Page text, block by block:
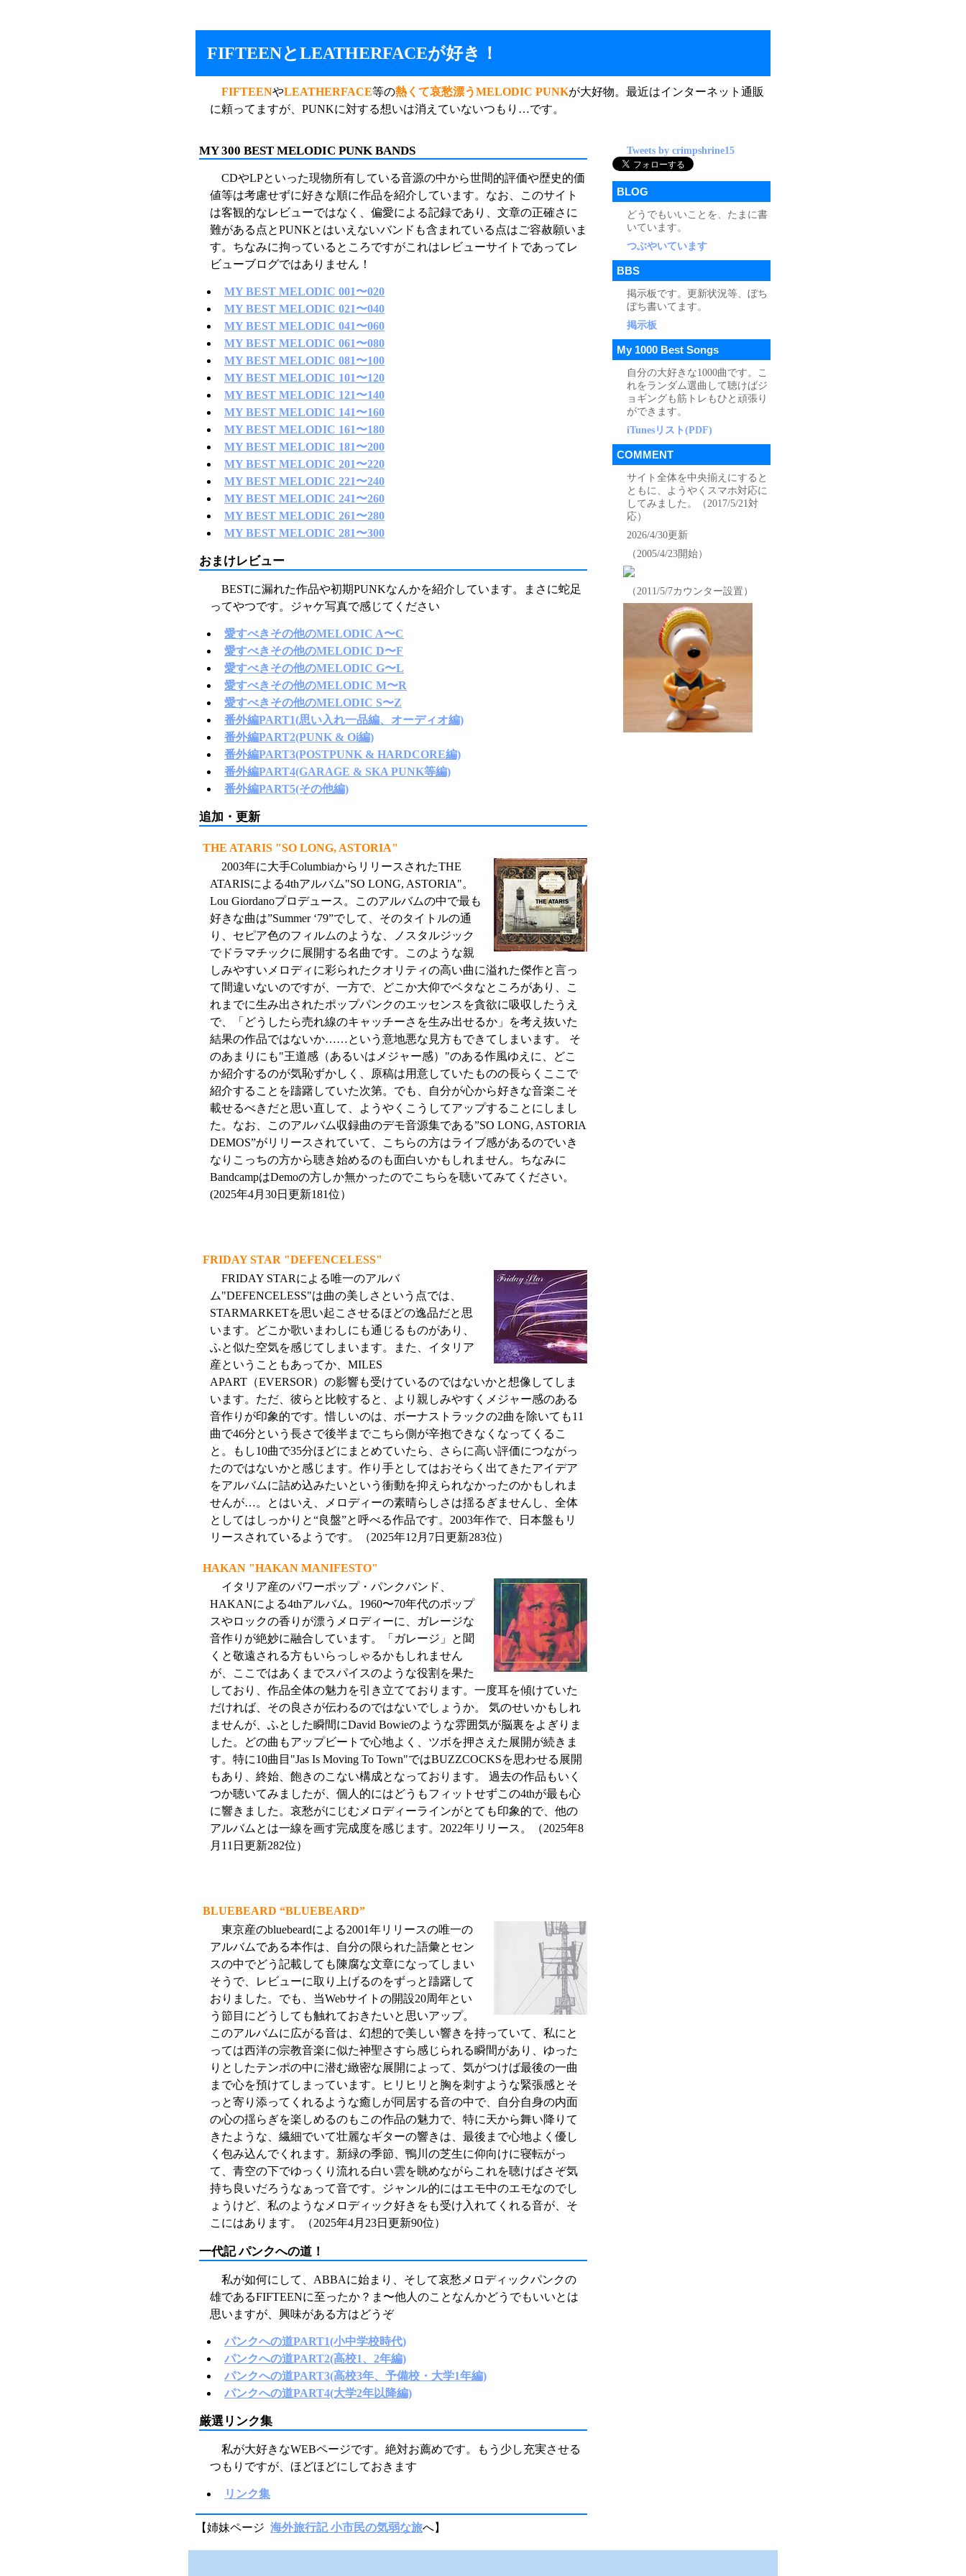
FIFTEENとLEATHERFACEが好き！
FIFTEENやLEATHERFACE等の熱くて哀愁漂うMELODIC PUNKが大好物。最近はインターネット通販
に頼ってますが、PUNKに対する想いは消えていないつもり…です。
MY 300 BEST MELODIC PUNK BANDS
CDやLPといった現物所有している音源の中から世間的評価や歴史的価
値等は考慮せずに好きな順に作品を紹介しています。なお、このサイト
は客観的なレビューではなく、偏愛による記録であり、文章の正確さに
難がある点とPUNKとはいえないバンドも含まれている点はご容赦願いま
す。ちなみに拘っているところですがこれはレビューサイトであってレ
ビューブログではありません！
MY BEST MELODIC 001〜020
MY BEST MELODIC 021〜040
MY BEST MELODIC 041〜060
MY BEST MELODIC 061〜080
MY BEST MELODIC 081〜100
MY BEST MELODIC 101〜120
MY BEST MELODIC 121〜140
MY BEST MELODIC 141〜160
MY BEST MELODIC 161〜180
MY BEST MELODIC 181〜200
MY BEST MELODIC 201〜220
MY BEST MELODIC 221〜240
MY BEST MELODIC 241〜260
MY BEST MELODIC 261〜280
MY BEST MELODIC 281〜300
おまけレビュー
BESTに漏れた作品や初期PUNKなんかを紹介しています。まさに蛇足
ってやつです。ジャケ写真で感じてください
愛すべきその他のMELODIC A〜C
愛すべきその他のMELODIC D〜F
愛すべきその他のMELODIC G〜L
愛すべきその他のMELODIC M〜R
愛すべきその他のMELODIC S〜Z
番外編PART1(思い入れ一品編、オーディオ編)
番外編PART2(PUNK & Oi編)
番外編PART3(POSTPUNK & HARDCORE編)
番外編PART4(GARAGE & SKA PUNK等編)
番外編PART5(その他編)
追加・更新
THE ATARIS "SO LONG, ASTORIA"
2003年に大手ColumbiaからリリースされたTHE
ATARISによる4thアルバム"SO LONG, ASTORIA"。
Lou Giordanoプロデュース。このアルバムの中で最も
好きな曲は”Summer ‘79”でして、そのタイトルの通
り、セピア色のフィルムのような、ノスタルジック
でドラマチックに展開する名曲です。このような親
しみやすいメロディに彩られたクオリティの高い曲に溢れた傑作と言っ
て間違いないのですが、一方で、どこか大仰でベタなところがあり、こ
れまでに生み出されたポップパンクのエッセンスを貪欲に吸収したうえ
で、「どうしたら売れ線のキャッチーさを生み出せるか」を考え抜いた
結果の作品ではないか……という意地悪な見方もできてしまいます。 そ
のあまりにも"王道感（あるいはメジャー感）"のある作風ゆえに、どこ
か紹介するのが気恥ずかしく、原稿は用意していたものの長らくここで
紹介することを躊躇していた次第。でも、自分が心から好きな音楽こそ
載せるべきだと思い直して、ようやくこうしてアップすることにしまし
た。なお、このアルバム収録曲のデモ音源集である”SO LONG, ASTORIA
DEMOS”がリリースされていて、こちらの方はライブ感があるのでいき
なりこっちの方から聴き始めるのも面白いかもしれません。ちなみに
BandcampはDemoの方しか無かったのでこちらを聴いてみてください。
(2025年4月30日更新181位）
FRIDAY STAR "DEFENCELESS"
FRIDAY STARによる唯一のアルバ
ム"DEFENCELESS"は曲の美しさという点では、
STARMARKETを思い起こさせるほどの逸品だと思
います。どこか歌いまわしにも通じるものがあり、
ふと似た空気を感じてしまいます。また、イタリア
産ということもあってか、MILES
APART（EVERSOR）の影響も受けているのではないかと想像してしま
います。ただ、彼らと比較すると、より親しみやすくメジャー感のある
音作りが印象的です。惜しいのは、ボーナストラックの2曲を除いても11
曲で46分という長さで後半までこちら側が辛抱できなくなってくるこ
と。もし10曲で35分ほどにまとめていたら、さらに高い評価につながっ
たのではないかと感じます。作り手としてはおそらく出てきたアイデア
をアルバムに詰め込みたいという衝動を抑えられなかったのかもしれま
せんが…。とはいえ、メロディーの素晴らしさは揺るぎませんし、全体
としてはしっかりと“良盤”と呼べる作品です。2003年作で、日本盤もリ
リースされているようです。（2025年12月7日更新283位）
HAKAN "HAKAN MANIFESTO"
イタリア産のパワーポップ・パンクバンド、
HAKANによる4thアルバム。1960〜70年代のポップ
スやロックの香りが漂うメロディーに、ガレージな
音作りが絶妙に融合しています。「ガレージ」と聞
くと敬遠される方もいらっしゃるかもしれません
が、ここではあくまでスパイスのような役割を果た
しており、作品全体の魅力を引き立てております。一度耳を傾けていた
だければ、その良さが伝わるのではないでしょうか。 気のせいかもしれ
ませんが、ふとした瞬間にDavid Bowieのような雰囲気が脳裏をよぎりま
した。どの曲もアップビートで心地よく、ツボを押さえた展開が続きま
す。特に10曲目"Jas Is Moving To Town"ではBUZZCOCKSを思わせる展開
もあり、終始、飽きのこない構成となっております。 過去の作品もいく
つか聴いてみましたが、個人的にはどうもフィットせずこの4thが最も心
に響きました。哀愁がにじむメロディーラインがとても印象的で、他の
アルバムとは一線を画す完成度を感じます。2022年リリース。（2025年8
月11日更新282位）
BLUEBEARD “BLUEBEARD”
東京産のbluebeardによる2001年リリースの唯一の
アルバムである本作は、自分の限られた語彙とセン
スの中でどう記載しても陳腐な文章になってしまい
そうで、レビューに取り上げるのをずっと躊躇して
おりました。でも、当Webサイトの開設20周年とい
う節目にどうしても触れておきたいと思いアップ。
このアルバムに広がる音は、幻想的で美しい響きを持っていて、私にと
っては西洋の宗教音楽に似た神聖さすら感じられる瞬間があり、ゆった
りとしたテンポの中に潜む緻密な展開によって、気がつけば最後の一曲
まで心を預けてしまっています。ヒリヒリと胸を刺すような緊張感とそ
っと寄り添ってくれるような癒しが同居する音の中で、自分自身の内面
の心の揺らぎを楽しめるのもこの作品の魅力で、特に天から舞い降りて
きたような、繊細でいて壮麗なギターの響きは、最後まで心地よく優し
く包み込んでくれます。新緑の季節、鴨川の芝生に仰向けに寝転がっ
て、青空の下でゆっくり流れる白い雲を眺めながらこれを聴けばさぞ気
持ち良いだろうなぁって音です。ジャンル的にはエモ中のエモなのでし
ょうけど、私のようなメロディック好きをも受け入れてくれる音が、そ
こにはあります。（2025年4月23日更新90位）
一代記 パンクへの道！
私が如何にして、ABBAに始まり、そして哀愁メロディックパンクの
雄であるFIFTEENに至ったか？ま〜他人のことなんかどうでもいいとは
思いますが、興味がある方はどうぞ
パンクへの道PART1(小中学校時代)
パンクへの道PART2(高校1、2年編)
パンクへの道PART3(高校3年、予備校・大学1年編)
パンクへの道PART4(大学2年以降編)
厳選リンク集
私が大好きなWEBページです。絶対お薦めです。もう少し充実させる
つもりですが、ほどほどにしておきます
リンク集
【姉妹ページ 海外旅行記 小市民の気弱な旅へ】
Tweets by crimpshrine15
BLOG
どうでもいいことを、たまに書
いています。
つぶやいています
BBS
掲示板です。更新状況等、ぼち
ぼち書いてます。
掲示板
My 1000 Best Songs
自分の大好きな1000曲です。こ
れをランダム選曲して聴けばジ
ョギングも筋トレもひと頑張り
ができます。
iTunesリスト(PDF)
COMMENT
サイト全体を中央揃えにすると
ともに、ようやくスマホ対応に
してみました。（2017/5/21対
応）
2026/4/30更新
（2005/4/23開始）
（2011/5/7カウンター設置）